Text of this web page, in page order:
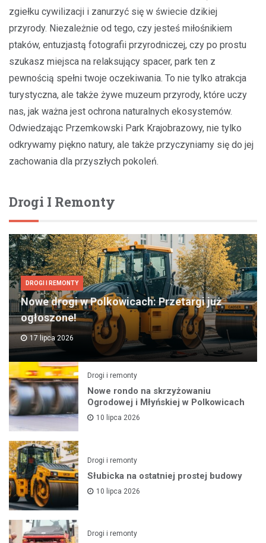
zgiełku cywilizacji i zanurzyć się w świecie dzikiej
przyrody. Niezależnie od tego, czy jesteś miłośnikiem
ptaków, entuzjastą fotografii przyrodniczej, czy po prostu
szukasz miejsca na relaksujący spacer, park ten z
pewnością spełni twoje oczekiwania. To nie tylko atrakcja
turystyczna, ale także żywe muzeum przyrody, które uczy
nas, jak ważna jest ochrona naturalnych ekosystemów.
Odwiedzając Przemkowski Park Krajobrazowy, nie tylko
odkrywamy piękno natury, ale także przyczyniamy się do jej
zachowania dla przyszłych pokoleń.
Drogi I Remonty
DROGI I REMONTY
Nowe drogi w Polkowicach: Przetargi już
ogłoszone!
17 lipca 2026
Drogi i remonty
Nowe rondo na skrzyżowaniu
Ogrodowej i Młyńskiej w Polkowicach
10 lipca 2026
Drogi i remonty
Słubicka na ostatniej prostej budowy
10 lipca 2026
Drogi i remonty